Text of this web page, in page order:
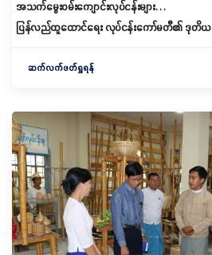
အသက်မွေးဝမ်းကျောင်းလုပ်ငန်းများ
ပြန်လည်ထူထောင်ရေး လုပ်ငန်းကော်မတီ၏ ဒုတိယ
ဆက်လက်ဖတ်ရှုရန်